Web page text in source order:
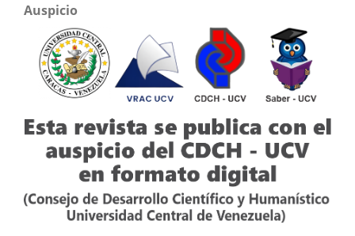
Auspicio